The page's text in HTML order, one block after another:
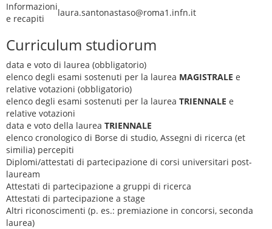
Informazioni
e recapiti
laura.santonastaso@roma1.infn.it
Curriculum studiorum
data e voto di laurea (obbligatorio)
elenco degli esami sostenuti per la laurea MAGISTRALE e
relative votazioni (obbligatorio)
elenco degli esami sostenuti per la laurea TRIENNALE e
relative votazioni
data e voto della laurea TRIENNALE
elenco cronologico di Borse di studio, Assegni di ricerca (et
similia) percepiti
Diplomi/attestati di partecipazione di corsi universitari post-
lauream
Attestati di partecipazione a gruppi di ricerca
Attestati di partecipazione a stage
Altri riconoscimenti (p. es.: premiazione in concorsi, seconda
laurea)